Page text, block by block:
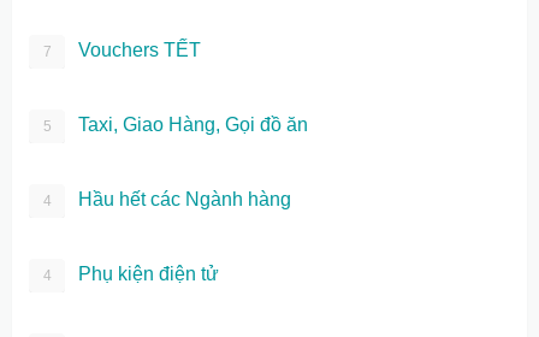
7 Vouchers TẾT
5 Taxi, Giao Hàng, Gọi đồ ăn
4 Hầu hết các Ngành hàng
4 Phụ kiện điện tử